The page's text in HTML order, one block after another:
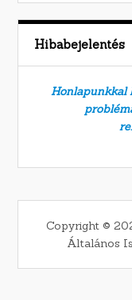
Hibabejelentés
Honlapunkkal
Copyright ©
Általános